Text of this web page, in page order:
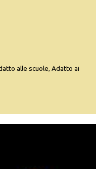
alle scuole, Adatto ai